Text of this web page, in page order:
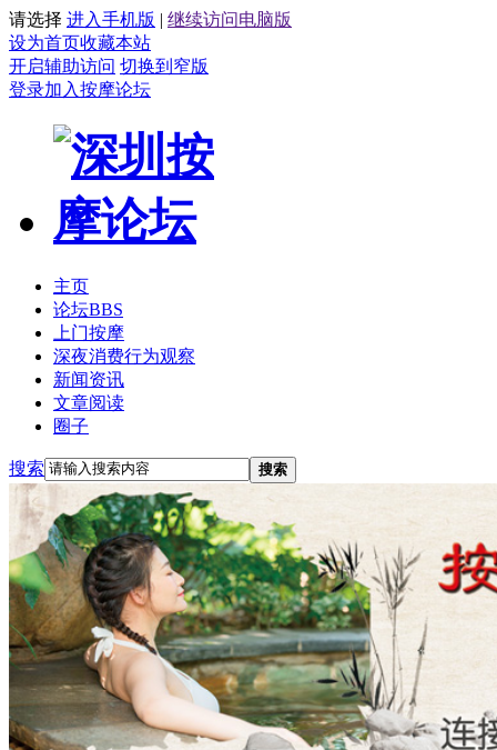
请选择 进入手机版 | 继续访问电脑版
设为首页收藏本站
开启辅助访问 切换到窄版
登录加入按摩论坛
主页
论坛BBS
上门按摩
深夜消费行为观察
新闻资讯
文章阅读
圈子
搜索 搜索